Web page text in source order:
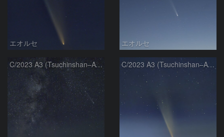
エオルセ エオルセ
C/2023 A3 (Tsuchinshan–ATLAS)と天の川 C/2023 A3 (Tsuchinshan–ATLAS)